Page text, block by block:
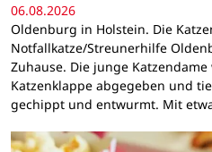
06.08.2026
Oldenburg in Holstein. Die
Notfallkatze/Streunerhilfe
Zuhause. Die junge
Katzenklappe abgegeben und
gechippt und entwurmt. Mit